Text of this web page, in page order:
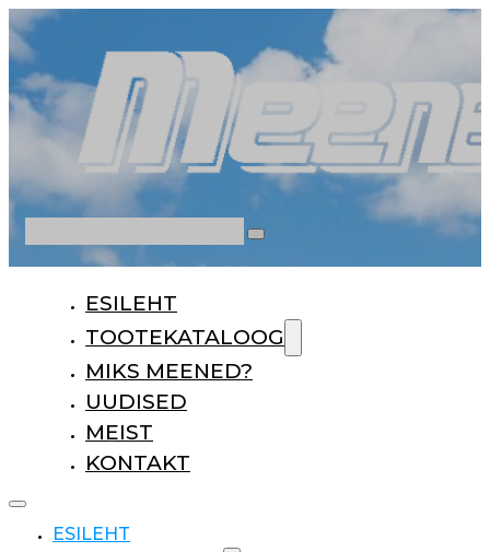
ESILEHT
TOOTEKATALOOG
MIKS MEENED?
UUDISED
MEIST
KONTAKT
ESILEHT